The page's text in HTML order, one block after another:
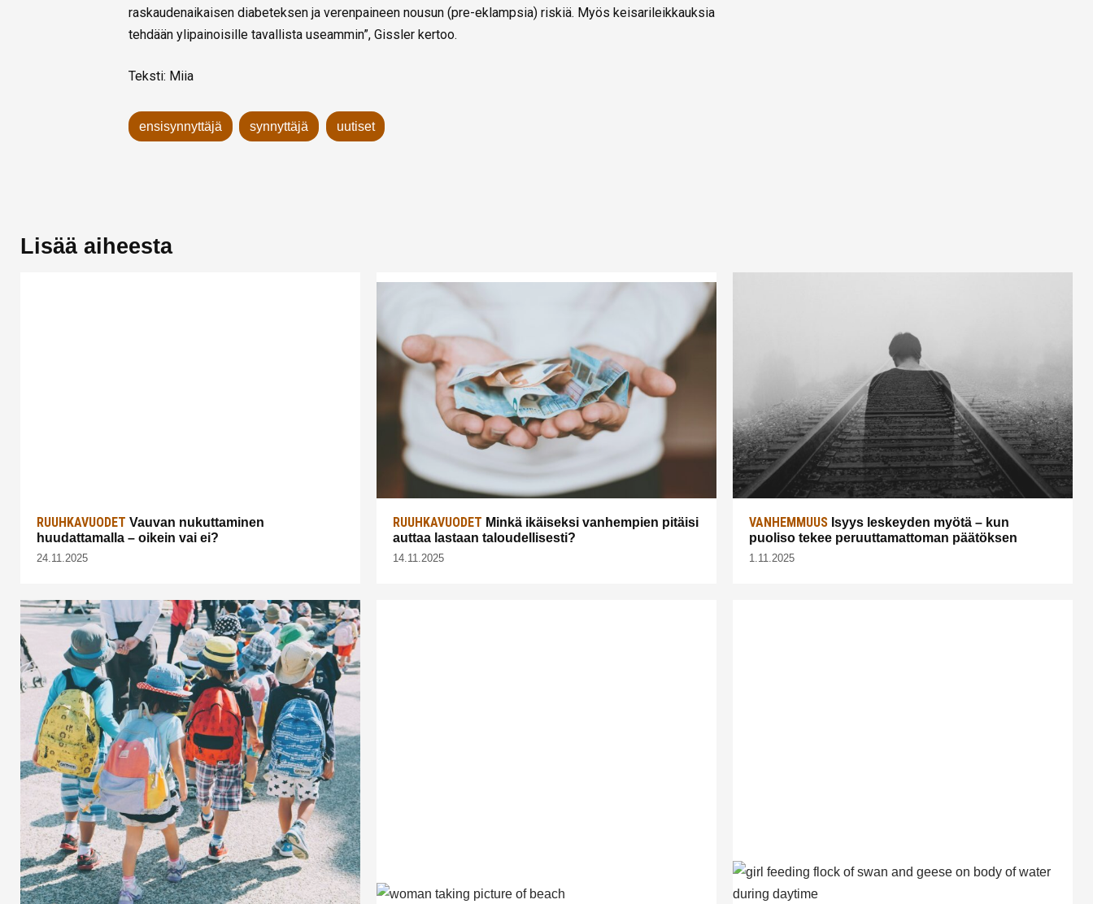
raskaudenaikaisen diabeteksen ja verenpaineen nousun (pre-eklampsia) riskiä. Myös keisarileikkauksia
tehdään ylipainoisille tavallista useammin”, Gissler kertoo.
Teksti: Miia
ensisynnyttäjä synnyttäjä uutiset
Lisää aiheesta
RUUHKAVUODET Vauvan nukuttaminen
huudattamalla – oikein vai ei?
24.11.2025
RUUHKAVUODET Minkä ikäiseksi vanhempien pitäisi
auttaa lastaan taloudellisesti?
14.11.2025
VANHEMMUUS Isyys leskeyden myötä – kun
puoliso tekee peruuttamattoman päätöksen
1.11.2025